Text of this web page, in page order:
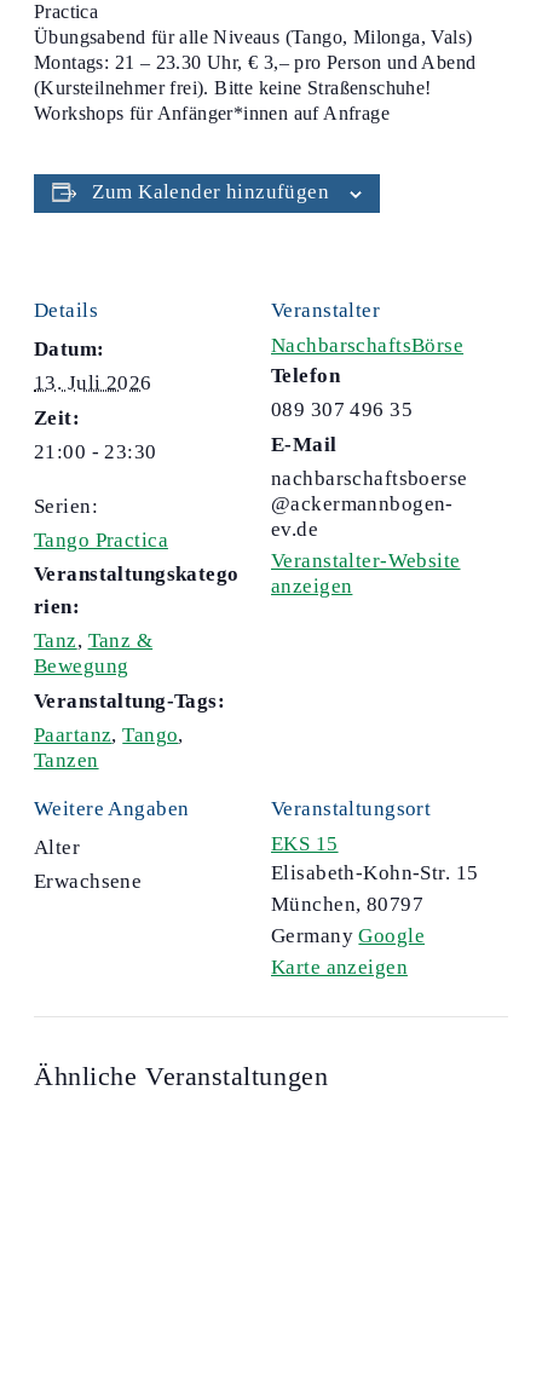
Practica
Übungsabend für alle Niveaus (Tango, Milonga, Vals)
Montags: 21 – 23.30 Uhr, € 3,– pro Person und Abend
(Kursteilnehmer frei). Bitte keine Straßenschuhe!
Workshops für Anfänger*innen auf Anfrage
Zum Kalender hinzufügen
Details
Datum:
13. Juli 2026
Zeit:
21:00 - 23:30
Serien:
Tango Practica
Veranstaltungskatego
rien:
Tanz, Tanz &
Bewegung
Veranstaltung-Tags:
Paartanz,Tango,
Tanzen
Veranstaltungsort
EKS 15
Elisabeth-Kohn-Str. 15
München, 80797
Germany Google
Karte anzeigen
Veranstalter
NachbarschaftsBörse
Telefon
089 307 496 35
E-Mail
nachbarschaftsboerse
@ackermannbogen-
ev.de
Veranstalter-Website
anzeigen
Weitere Angaben
Alter
Erwachsene
Ähnliche Veranstaltungen